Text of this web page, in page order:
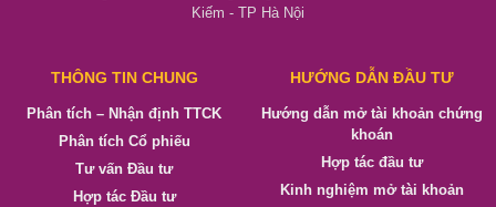
Kiếm - TP Hà Nội
THÔNG TIN CHUNG
Phân tích – Nhận định TTCK
Phân tích Cổ phiếu
Tư vấn Đầu tư
Hợp tác Đầu tư
HƯỚNG DẪN ĐẦU TƯ
Hướng dẫn mở tài khoản chứng
khoán
Hợp tác đầu tư
Kinh nghiệm mở tài khoản